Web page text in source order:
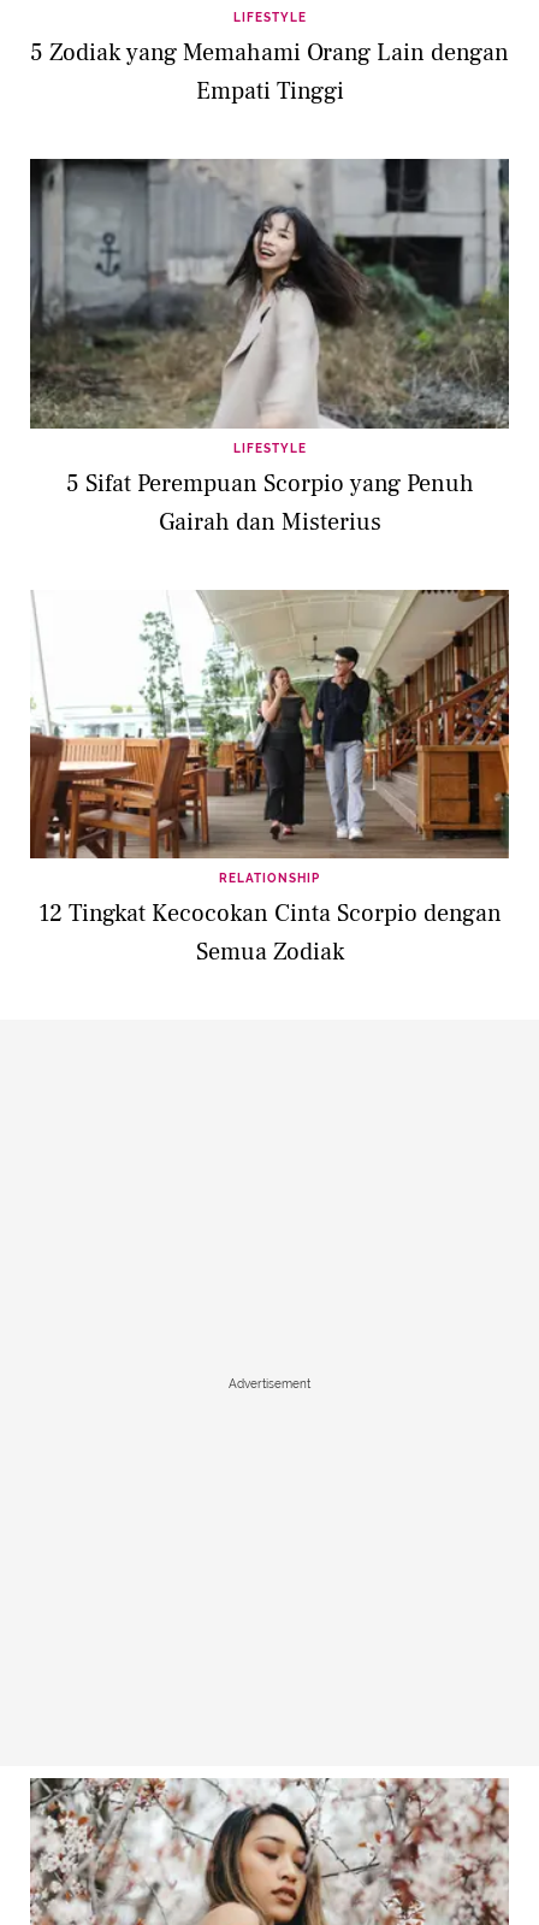
LIFESTYLE
5 Zodiak yang Memahami Orang Lain dengan
Empati Tinggi
LIFESTYLE
5 Sifat Perempuan Scorpio yang Penuh
Gairah dan Misterius
RELATIONSHIP
12 Tingkat Kecocokan Cinta Scorpio dengan
Semua Zodiak
Advertisement